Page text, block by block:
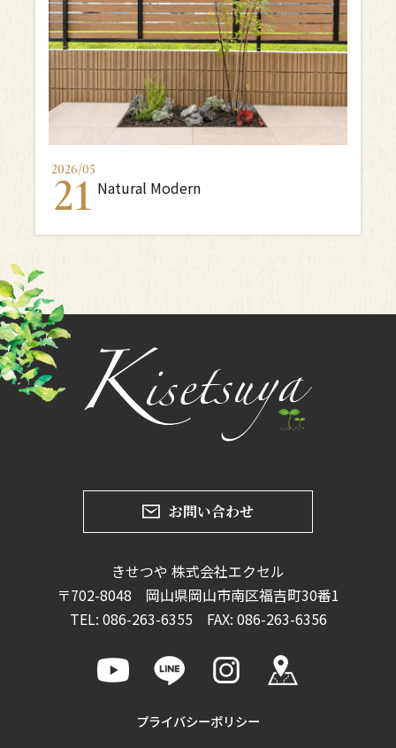
2026/05
21 Natural Modern
お問い合わせ
きせつや 株式会社エクセル
〒702-8048 岡山県岡山市南区福吉町30番1
TEL: 086-263-6355 FAX: 086-263-6356
プライバシーポリシー